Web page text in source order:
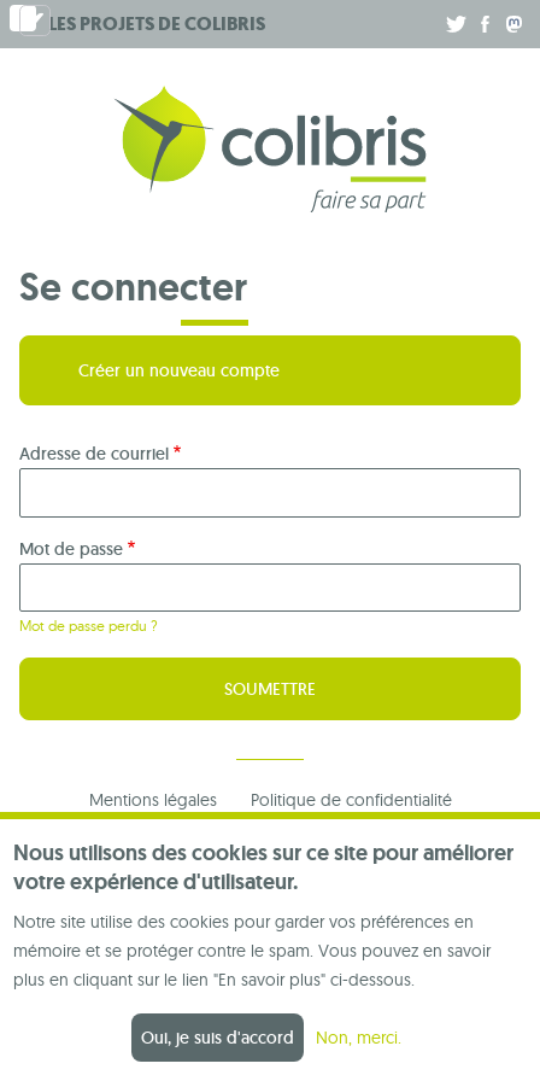
Nous utilisons des cookies sur ce site pour améliorer
votre expérience d'utilisateur.
Notre site utilise des cookies pour garder vos préférences en
mémoire et se protéger contre le spam. Vous pouvez en savoir
plus en cliquant sur le lien "En savoir plus" ci-dessous.
Oui, je suis d'accord Non, merci.
Aller
au
LES PROJETS DECOLIBRIS
Se connecter
Créer un nouveau compte
Adresse de courriel
Mot de passe
Mot de passe perdu ?
Footer
menu
Mentions légales Politique de confidentialité
Nous contacter